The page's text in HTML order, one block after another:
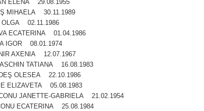
ELENA 29.08.1955
MIHAELA 30.11.1989
OLGA 02.11.1986
ECATERINA 01.04.1986
IGOR 08.01.1974
AXENIA 12.07.1967
TATIANA 16.08.1983
OLESEA 22.10.1986
ELIZAVETA 05.08.1983
JANETTE-GABRIELA 21.02.1954
ECATERINA 25.08.1984